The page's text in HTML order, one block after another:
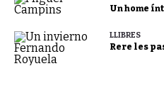
Un home
LLIBRES
Rere les